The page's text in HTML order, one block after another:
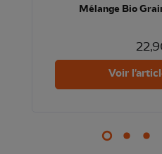
Mélange Bio
Voir